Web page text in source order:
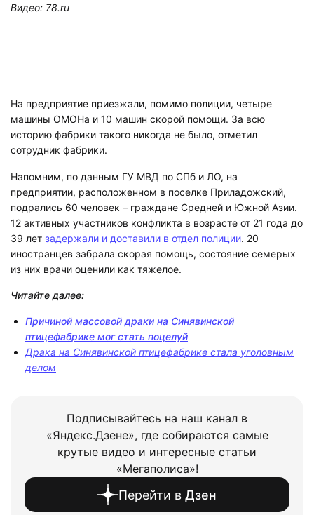
Видео: 78.ru
На предприятие приезжали, помимо полиции, четыре
машины ОМОНа и 10 машин скорой помощи. За всю
историю фабрики такого никогда не было, отметил
сотрудник фабрики.
Напомним, по данным ГУ МВД по СПб и ЛО, на
предприятии, расположенном в поселке Приладожский,
подрались 60 человек – граждане Средней и Южной Азии.
12 активных участников конфликта в возрасте от 21 года до
39 лет задержали и доставили в отдел полиции. 20
иностранцев забрала скорая помощь, состояние семерых
из них врачи оценили как тяжелое.
Читайте далее:
Причиной массовой драки на Синявинской
птицефабрике мог стать поцелуй
Драка на Синявинской птицефабрике стала уголовным
делом
Подписывайтесь на наш канал в
«Яндекс.Дзене», где собираются самые
крутые видео и интересные статьи
«Мегаполиса»!
Перейти в Дзен